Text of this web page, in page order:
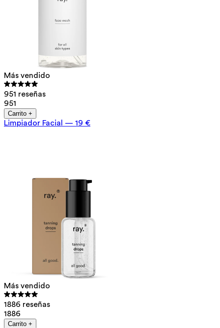
Más vendido
951 reseñas
951
Carrito +
Limpiador Facial — 19 €
Más vendido
1886 reseñas
1886
Carrito +